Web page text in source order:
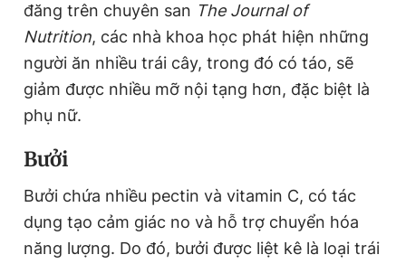
đăng trên chuyên san The Journal of
Nutrition, các nhà khoa học phát hiện những
người ăn nhiều trái cây, trong đó có táo, sẽ
giảm được nhiều mỡ nội tạng hơn, đặc biệt là
phụ nữ.
Bưởi
Bưởi chứa nhiều pectin và vitamin C, có tác
dụng tạo cảm giác no và hỗ trợ chuyển hóa
năng lượng. Do đó, bưởi được liệt kê là loại trái